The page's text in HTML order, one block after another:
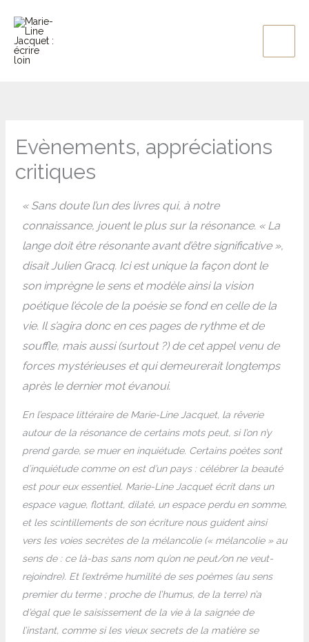
contenu
Evènements, appréciations
critiques
« Sans doute l’un des livres qui, à notre
connaissance, jouent le plus sur la résonance. « La
lange doit être résonante avant d’être significative »,
disait Julien Gracq. Ici est unique la façon dont le
son imprègne le sens et modèle ainsi la vision
poétique l’école de la poésie se fond en celle de la
vie. Il s’agira donc en ces pages de rythme et de
souffle, mais aussi (surtout ?) de cet appel venu de
forces mystérieuses et qui demeurerait longtemps
après le dernier mot évanoui.
En l’espace littéraire de Marie-Line Jacquet, la rêverie
autour de la résonance de certains mots peut, si l’on n’y
prend garde, se muer en inquiétude. Certains poètes sont
d’inquiétude comme on est d’un pays : célébrer la beauté
est pour eux essentiel. Marie-Line Jacquet écrit dans un
espace vague, flottant, dilaté, un espace perdu en somme,
et les scintillements de son écriture nous guident ainsi
vers les voies secrètes de la mélancolie (« mélancolie » au
sens de : ce là-bas sans nom qu’on ne peut/on ne veut-
rejoindre). Et l’extrême humilité de ses poèmes (au sens
premier du terme ; proche de l’humus, de la terre) n’a
d’égal que le saisissement de la vie à la saignée de
l’instant, comme si les vieux secrets de la matière se